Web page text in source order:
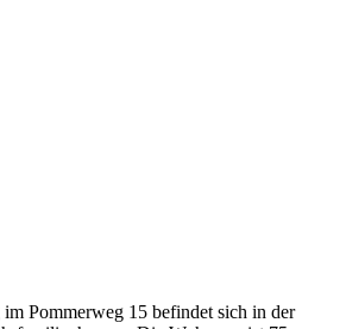
Pommerweg 15 befindet sich in der